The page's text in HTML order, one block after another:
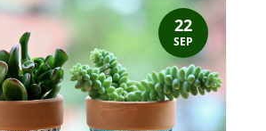
22
SEP